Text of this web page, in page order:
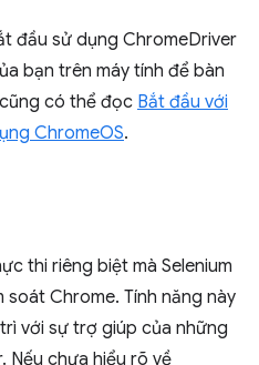
đầu sử dụng ChromeDriver
bạn trên máy tính để bàn
có thể đọc Bắt đầu với
ChromeOS.
thi riêng biệt mà Selenium
Chrome. Tính năng này
với sự trợ giúp của những
Nếu chưa hiểu rõ về